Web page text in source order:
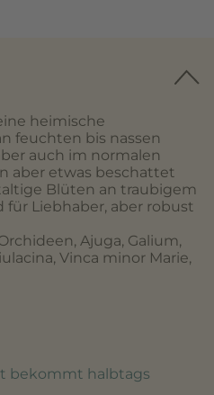
heimische
feuchten bis nassen
auch im normalen
aber etwas beschattet
Blüten an traubigem
für Liebhaber, aber robust
Ajuga, Galium,
Vinca minor Marie,
bekommt halbtags